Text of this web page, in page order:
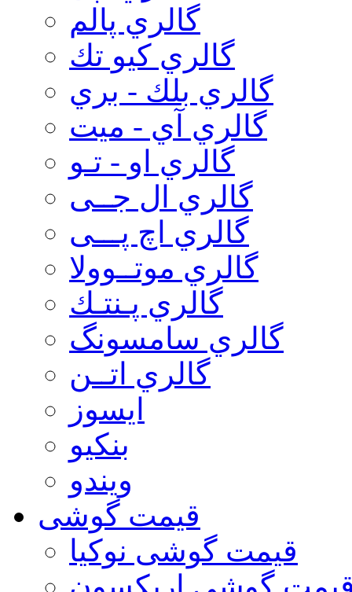
گالري پالم
گالري كيو تك
گالري بلك - بري
گالري آي - ميت
گالري او - تـو
گالري ال جــی
گالري اچ پـــی
گالري موتــوولا
گالري پـنتـك
گالري سامسونگ
گالري اتــن
ایسوز
بنکیو
ویندو
قیمت گوشی
قیمت گوشی نوكيا